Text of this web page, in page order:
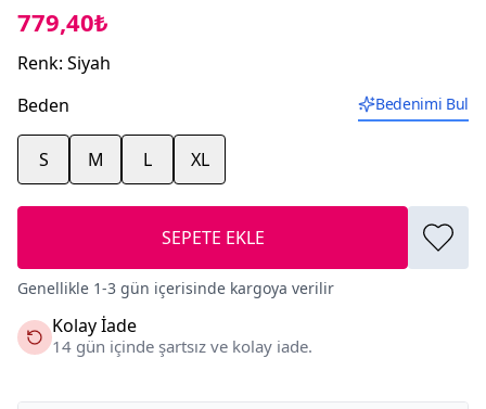
779,40₺
Renk: Siyah
Beden
Bedenimi Bul
S M L XL
SEPETE EKLE
Genellikle 1-3 gün içerisinde kargoya verilir
Kolay İade
14 gün içinde şartsız ve kolay iade.